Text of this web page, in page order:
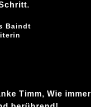
Baindt
Timm, Wie immer